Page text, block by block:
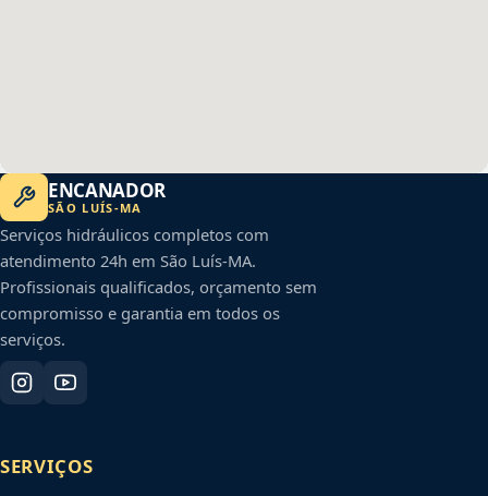
ENCANADOR
SÃO LUÍS-MA
Serviços hidráulicos completos com
atendimento 24h em São Luís-MA.
Profissionais qualificados, orçamento sem
compromisso e garantia em todos os
serviços.
SERVIÇOS